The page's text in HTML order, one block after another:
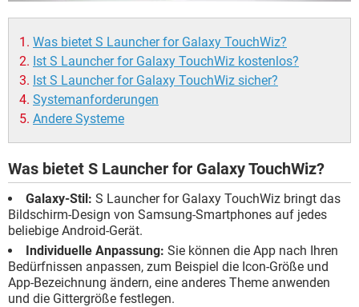
Was bietet S Launcher for Galaxy TouchWiz?
Ist S Launcher for Galaxy TouchWiz kostenlos?
Ist S Launcher for Galaxy TouchWiz sicher?
Systemanforderungen
Andere Systeme
Was bietet S Launcher for Galaxy TouchWiz?
Galaxy-Stil: S Launcher for Galaxy TouchWiz bringt das
Bildschirm-Design von Samsung-Smartphones auf jedes
beliebige Android-Gerät.
Individuelle Anpassung: Sie können die App nach Ihren
Bedürfnissen anpassen, zum Beispiel die Icon-Größe und
App-Bezeichnung ändern, eine anderes Theme anwenden
und die Gittergröße festlegen.